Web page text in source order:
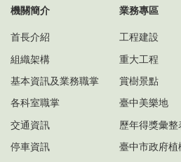
機關簡介
首長介紹
組織架構
基本資訊及業務職掌
各科室職掌
交通資訊
停車資訊
業務專區
工程建設
重大工程
賞樹景點
臺中美樂地
歷年得獎彙整
臺中市政府植